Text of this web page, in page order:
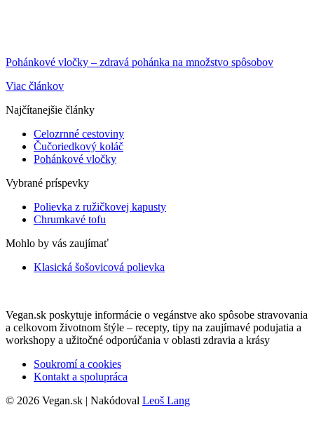
Pohánkové vločky – zdravá pohánka na množstvo spôsobov
Viac článkov
Najčítanejšie články
Celozrnné cestoviny
Čučoriedkový koláč
Pohánkové vločky
Vybrané príspevky
Polievka z ružičkovej kapusty
Chrumkavé tofu
Mohlo by vás zaujímať
Klasická šošovicová polievka
Vegan.sk poskytuje informácie o vegánstve ako spôsobe stravovania
a celkovom životnom štýle – recepty, tipy na zaujímavé podujatia a
workshopy a užitočné odporúčania v oblasti zdravia a krásy
Soukromí a cookies
Kontakt a spolupráca
© 2026 Vegan.sk | Nakódoval Leoš Lang